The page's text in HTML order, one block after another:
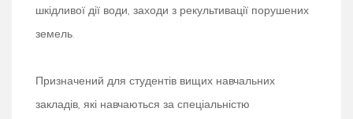
шкідливої дії води, заходи з рекультивації порушених
земель.
Призначений для студентів вищих навчальних
закладів, які навчаються за спеціальністю